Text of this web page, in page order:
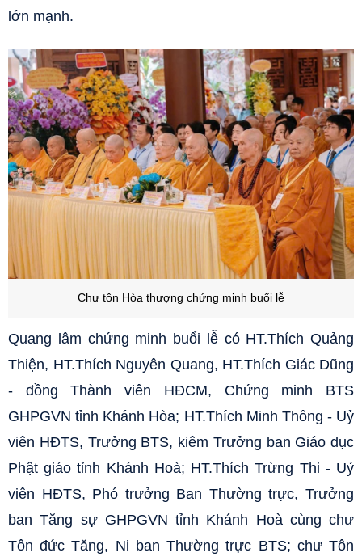
lớn mạnh.
Chư tôn Hòa thượng chứng minh buổi lễ
Quang lâm chứng minh buổi lễ có HT.Thích Quảng
Thiện, HT.Thích Nguyên Quang, HT.Thích Giác Dũng
- đồng Thành viên HĐCM, Chứng minh BTS
GHPGVN tỉnh Khánh Hòa; HT.Thích Minh Thông - Uỷ
viên HĐTS, Trưởng BTS, kiêm Trưởng ban Giáo dục
Phật giáo tỉnh Khánh Hoà; HT.Thích Trừng Thi - Uỷ
viên HĐTS, Phó trưởng Ban Thường trực, Trưởng
ban Tăng sự GHPGVN tỉnh Khánh Hoà cùng chư
Tôn đức Tăng, Ni ban Thường trực BTS; chư Tôn